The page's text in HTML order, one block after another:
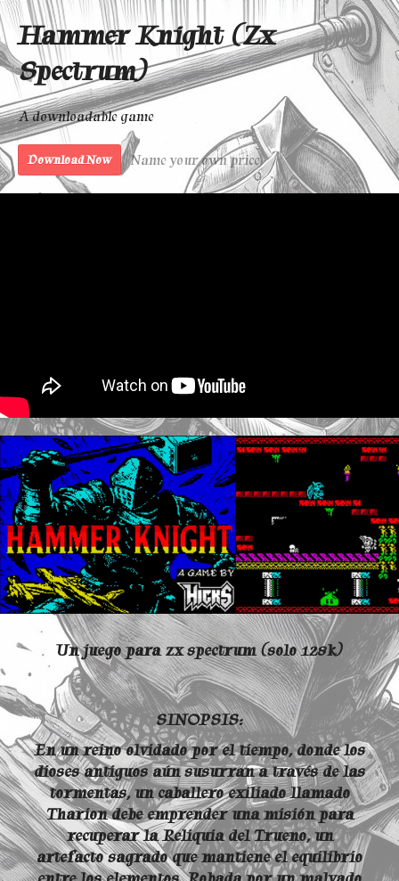
Hammer Knight (Zx
Spectrum)
A downloadable game
Download Now Name your own price
Un juego para zx spectrum (solo 128k)
SINOPSIS:
En un reino olvidado por el tiempo, donde los
dioses antiguos aún susurran a través de las
tormentas, un caballero exiliado llamado
Tharion debe emprender una misión para
recuperar la Reliquia del Trueno, un
artefacto sagrado que mantiene el equilibrio